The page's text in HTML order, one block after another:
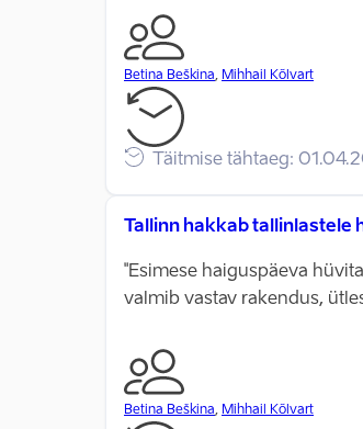
Betina Beškina, Mihhail Kõlvart
Täitmise tähtaeg:
Tallinn hakkab
"Esimese haiguspäeva
valmib vastav rakendus,
Betina Beškina, Mihhail Kõlvart